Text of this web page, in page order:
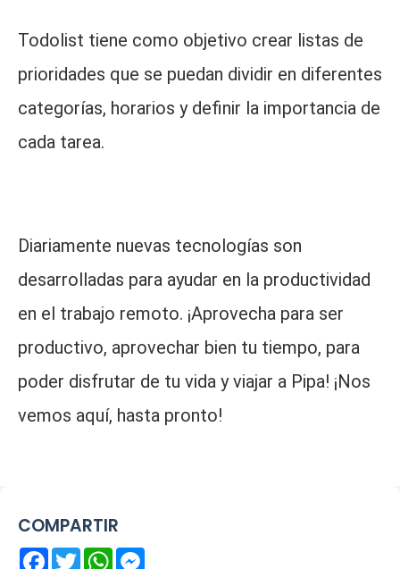
Todolist tiene como objetivo crear listas de
prioridades que se puedan dividir en diferentes
categorías, horarios y definir la importancia de
cada tarea.
Diariamente nuevas tecnologías son
desarrolladas para ayudar en la productividad
en el trabajo remoto. ¡Aprovecha para ser
productivo, aprovechar bien tu tiempo, para
poder disfrutar de tu vida y viajar a Pipa! ¡Nos
vemos aquí, hasta pronto!
COMPARTIR
Facebook
TwitterWhatsApp